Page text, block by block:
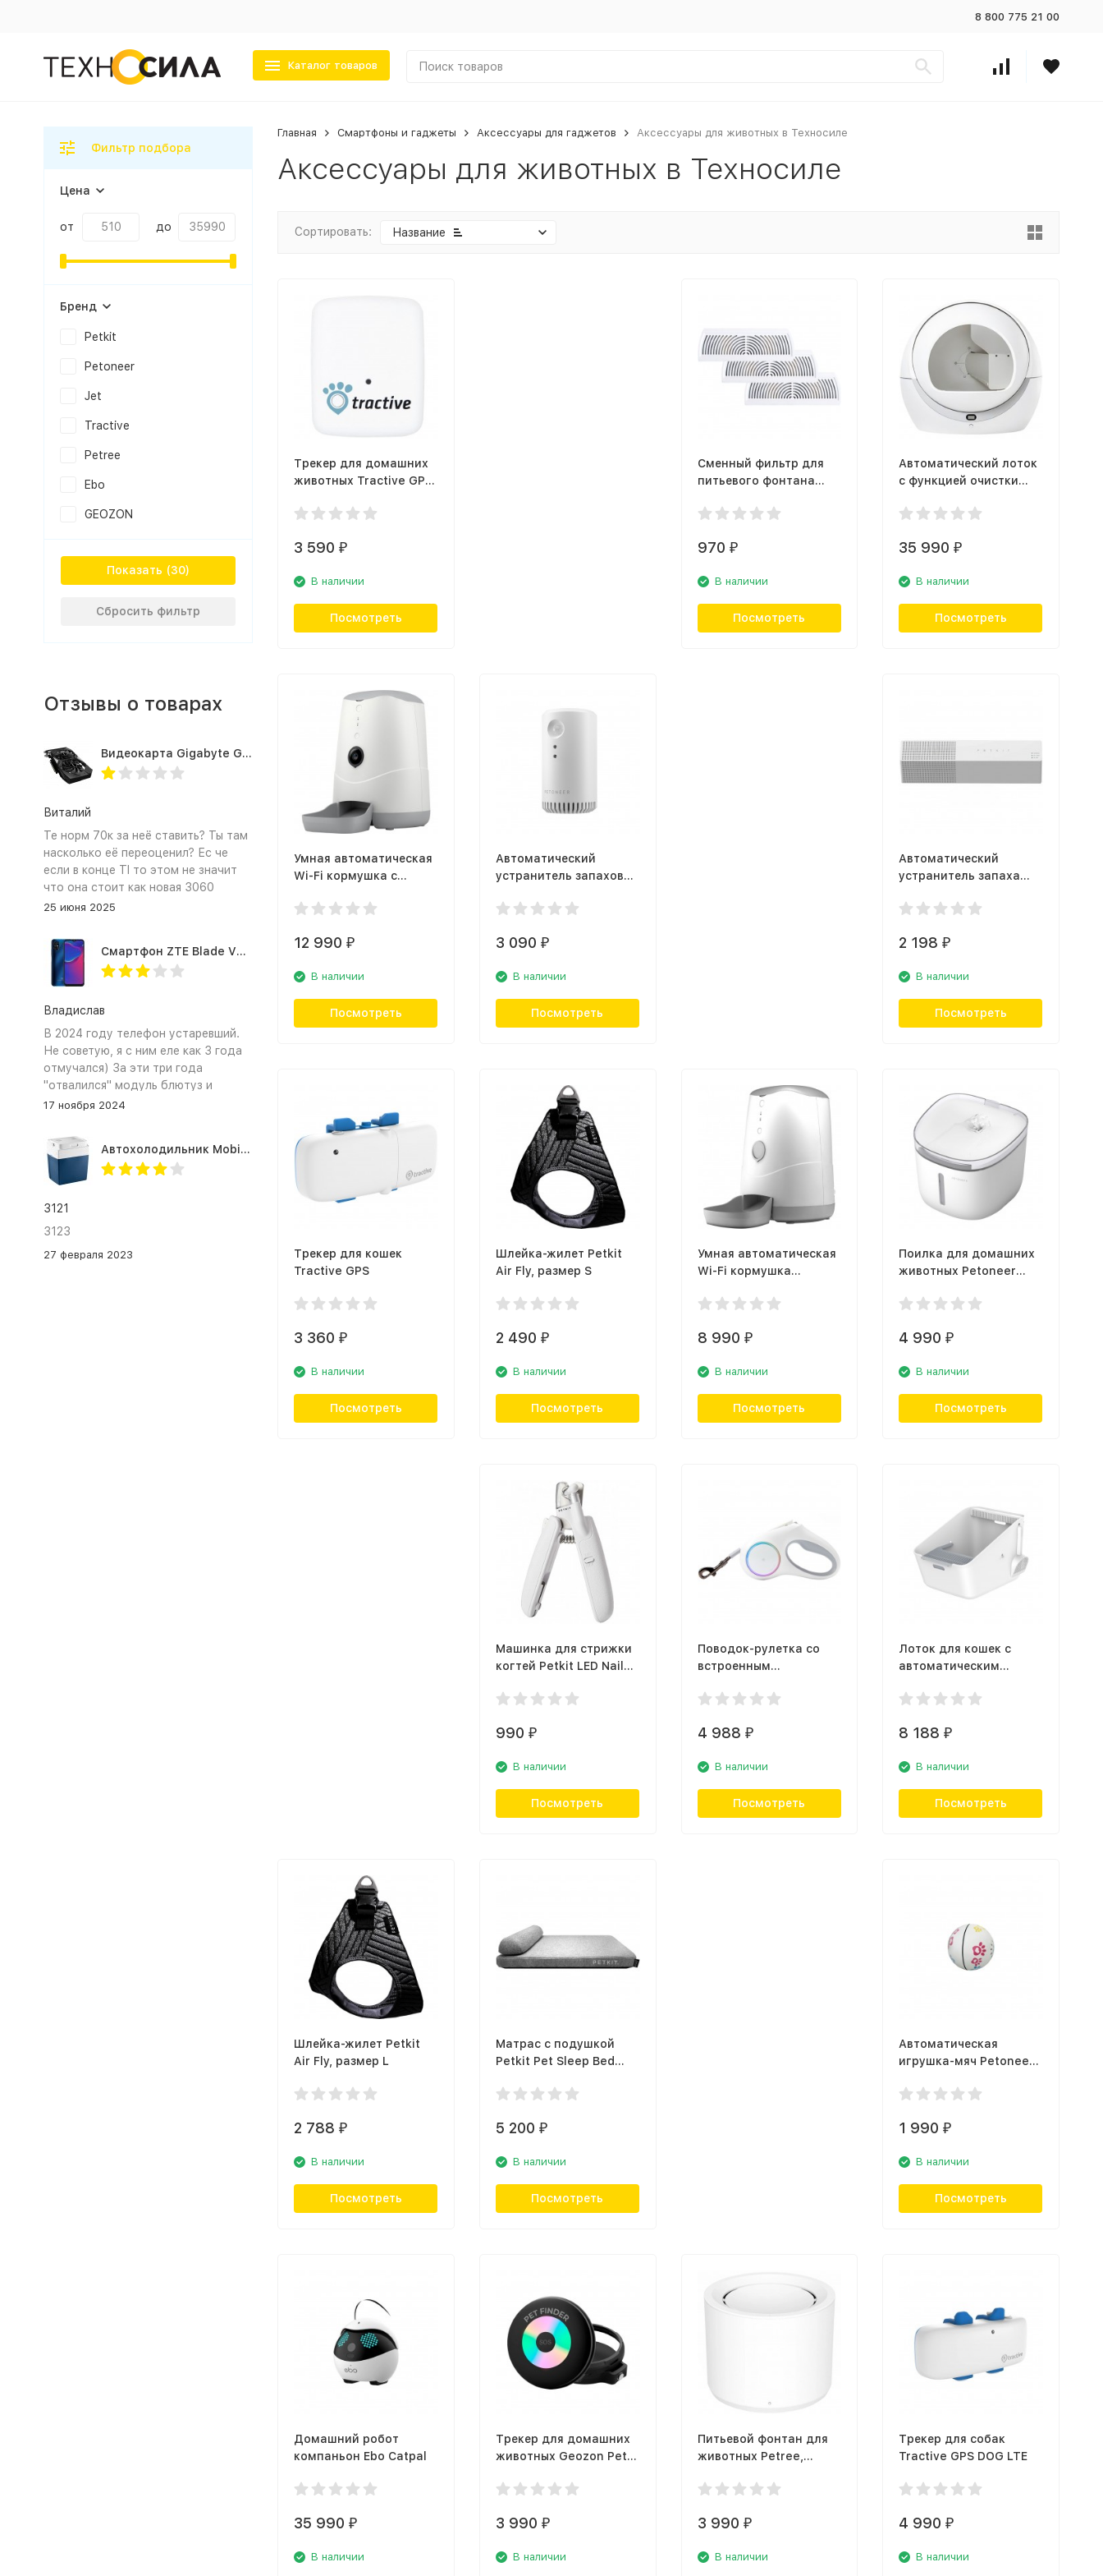
8 800 775 21 00
Каталог товаров
Главная Смартфоны и гаджеты Аксессуары для гаджетов Аксессуары для животных в Техносиле
Аксессуары для животных в Техносиле
Сортировать: Название
Трекер для домашних
животных Tractive GPS
3 590 ₽
В наличии
Посмотреть
Сменный фильтр для
питьевого фонтана
970 ₽
В наличии
Посмотреть
Автоматический лоток
с функцией очистки
35 990₽
В наличии
Посмотреть
Умная автоматическая
Wi-Fi кормушка с
Petoneer Nutri Vision
12 990 ₽
В наличии
Посмотреть
Автоматический
устранитель запахов
Eliminator (AOE010)
3 090 ₽
В наличии
Посмотреть
Автоматический
устранитель запаха
2 198₽
В наличии
Посмотреть
Трекер для кошек
Tractive GPS
3 360 ₽
В наличии
Посмотреть
Шлейка-жилет Petkit
Air Fly, размер S
2 490 ₽
В наличии
Посмотреть
Умная автоматическая
Wi-Fi кормушка
8 990 ₽
В наличии
Посмотреть
Поилка для домашних
животных Petoneer
(FSW030)
4 990₽
В наличии
Посмотреть
Машинка для стрижки
когтей Petkit LED Nail
990 ₽
В наличии
Посмотреть
Поводок-рулетка со
встроенным
Shine
4 988 ₽
В наличии
Посмотреть
Лоток для кошек с
автоматическим
Petkit Cat Litter Box
8 188₽
В наличии
Посмотреть
Шлейка-жилет Petkit
Air Fly, размер L
2 788 ₽
В наличии
Посмотреть
Матрас с подушкой
Petkit Pet Sleep Bed
5 200 ₽
В наличии
Посмотреть
Автоматическая
игрушка-мяч Petoneer
1 990₽
В наличии
Посмотреть
Домашний робот
компаньон Ebo Catpal
35 990 ₽
В наличии
Трекер для домашних
животных Geozon Pet
3 990 ₽
В наличии
Питьевой фонтан для
животных Petree,
3 990 ₽
В наличии
Трекер для собак
Tractive GPS DOG LTE
4 990₽
В наличии
Фильтр подбора
Цена
от до
Бренд
Petkit
Petoneer
Jet
Tractive
Petree
Ebo
GEOZON
Показать
Сбросить фильтр
Отзывы о товарах
Видеокарта Gigabyte GTX1660TI 6GB (GV-N166TOC-6GD 1.0A)
Виталий
Те норм 70к за неё ставить? Ты там
насколько её переоценил? Ес че
если в конце TI то этом не значит
что она стоит как новая 3060
25 июня 2025
Смартфон ZTE Blade V2020 Smart 64 Гб синий
Владислав
В 2024 году телефон устаревший.
Не советую, я с ним еле как 3 года
отмучался) За эти три года
"отвалился" модуль блютуз и
сканер отпечатка пальца
17 ноября 2024
Автохолодильник Mobicool MV26 AC/DC
3121
3123
27 февраля 2023